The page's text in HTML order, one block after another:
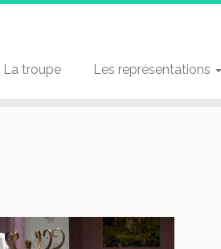
La troupe Les représentations